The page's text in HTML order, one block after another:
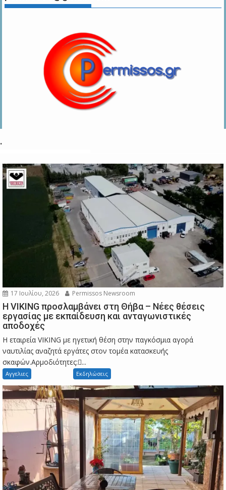
.
17 Ιουλίου, 2026 Permissos Newsroom
Η VIKING προσλαμβάνει στη Θήβα – Νέες θέσεις
εργασίας με εκπαίδευση και ανταγωνιστικές
αποδοχές
Η εταιρεία VIKING με ηγετική θέση στην παγκόσμια αγορά
ναυτιλίας αναζητά εργάτες στον τομέα κατασκευής
σκαφών.Αρμοδιότητες:...
Αγγελιες Εκδηλώσεις